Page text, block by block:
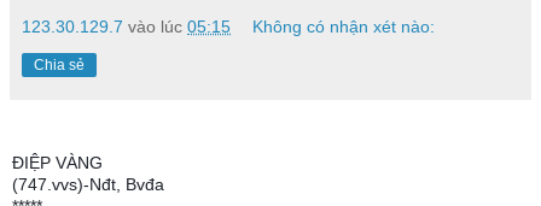
123.30.129.7 vào lúc 05:15 Không có nhận xét nào:
Chia sẻ
ĐIỆP VÀNG
(747.vvs)-Nđt, Bvđa